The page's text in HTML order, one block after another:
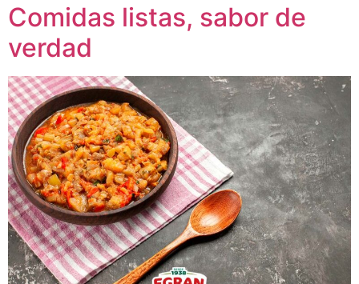
Comidas listas, sabor de
verdad